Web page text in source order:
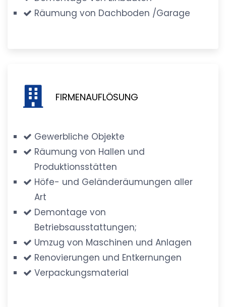
Räumung von Dachboden /Garage
FIRMENAUFLÖSUNG
Gewerbliche Objekte
Räumung von Hallen und
Produktionsstätten
Höfe- und Geländeräumungen aller
Art
Demontage von
Betriebsausstattungen;
Umzug von Maschinen und Anlagen
Renovierungen und Entkernungen
Verpackungsmaterial